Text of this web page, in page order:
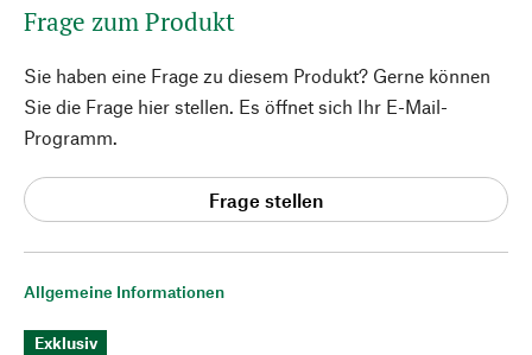
Allgemeine Informationen
Exklusiv
Frage zum Produkt
Sie haben eine Frage zu diesem Produkt? Gerne können
Sie die Frage hier stellen. Es öffnet sich Ihr E-Mail-
Programm.
Frage stellen